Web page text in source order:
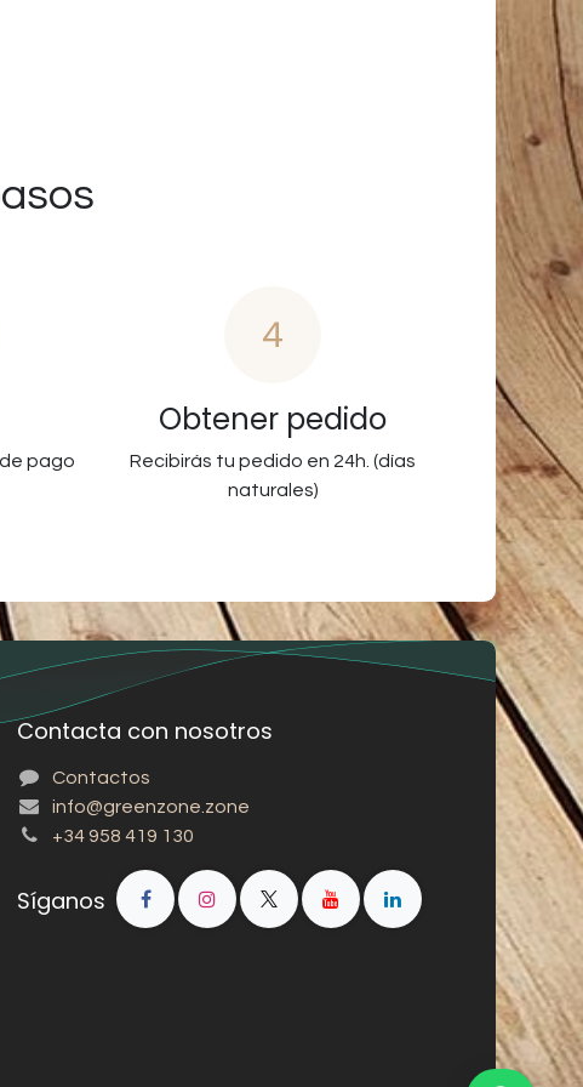
pago
4
Obtener pedido
Recibirás tu pedido en 24h. (días
naturales)
Contacta con nosotros
Contactos
info@greenzone.zone
+34 958 419 130
Síganos